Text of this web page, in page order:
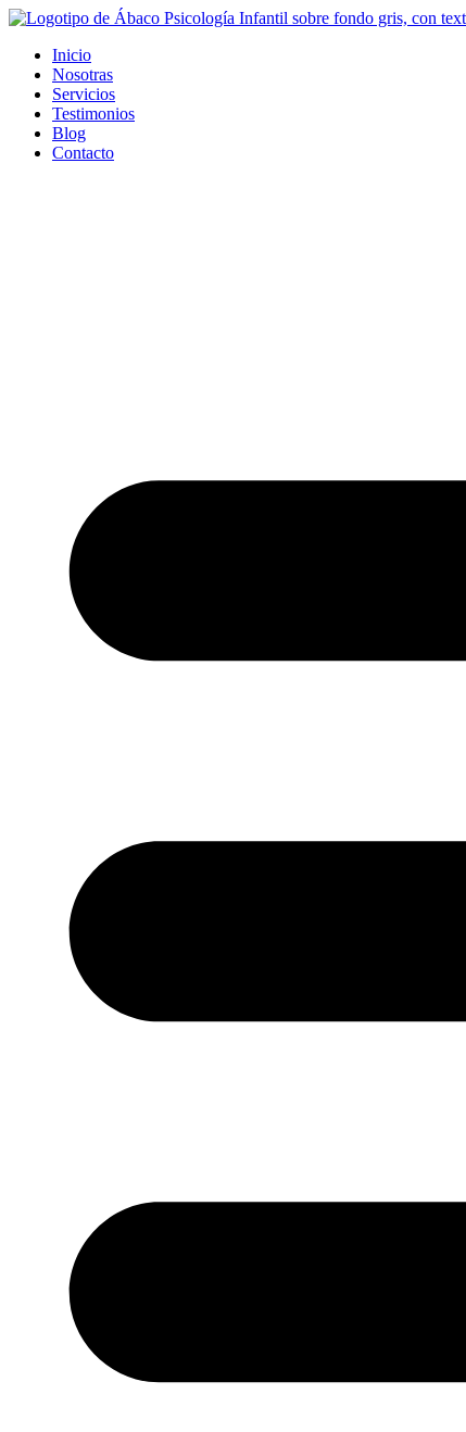
Ir
contenido
Inicio
Nosotras
Servicios
Testimonios
Blog
Contacto